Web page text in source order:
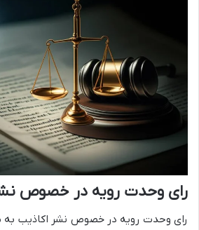
رای وحدت رویه در خصوص
رای وحدت رویه در خصوص نشر اکاذیب به